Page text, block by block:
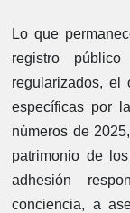
Lo que
registro
regularizados, el
específicas por
números de
patrimonio de
adhesión
conciencia, a